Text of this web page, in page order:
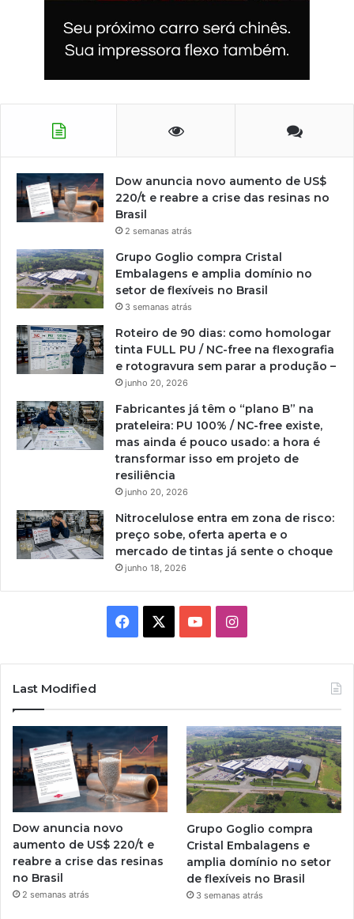
Dow anuncia novo aumento de US$
220/t e reabre a crise das resinas no
Brasil
2 semanas atrás
Grupo Goglio compra Cristal
Embalagens e amplia domínio no
setor de flexíveis no Brasil
3 semanas atrás
Roteiro de 90 dias: como homologar
tinta FULL PU / NC-free na flexografia
e rotogravura sem parar a produção –
junho 20, 2026
Fabricantes já têm o “plano B” na
prateleira: PU 100% / NC-free existe,
mas ainda é pouco usado: a hora é
transformar isso em projeto de
resiliência
junho 20, 2026
Nitrocelulose entra em zona de risco:
preço sobe, oferta aperta e o
mercado de tintas já sente o choque
junho 18, 2026
Facebook YouTubeInstagram
Last Modified
Dow anuncia novo
aumento de US$ 220/t e
reabre a crise das resinas
no Brasil
2 semanas atrás
Grupo Goglio compra
Cristal Embalagens e
amplia domínio no setor
de flexíveis no Brasil
3 semanas atrás